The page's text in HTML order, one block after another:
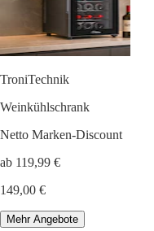
TroniTechnik
Weinkühlschrank
Netto Marken-Discount
ab 119,99 €
149,00 €
Mehr Angebote